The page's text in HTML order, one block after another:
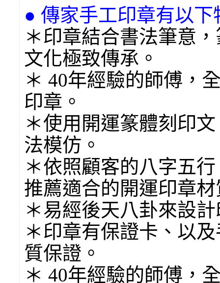
● 傳家手工印章有以下
＊印章結合書法筆意
文化極致傳承。
＊ 40年經驗的師傅，
印章。
＊使用開運篆體刻印
法模仿。
＊依照顧客的八字五
推薦適合的開運印章
＊易經後天八卦來設
＊印章有保證卡、以
質保證。
＊ 40年經驗的師傅，